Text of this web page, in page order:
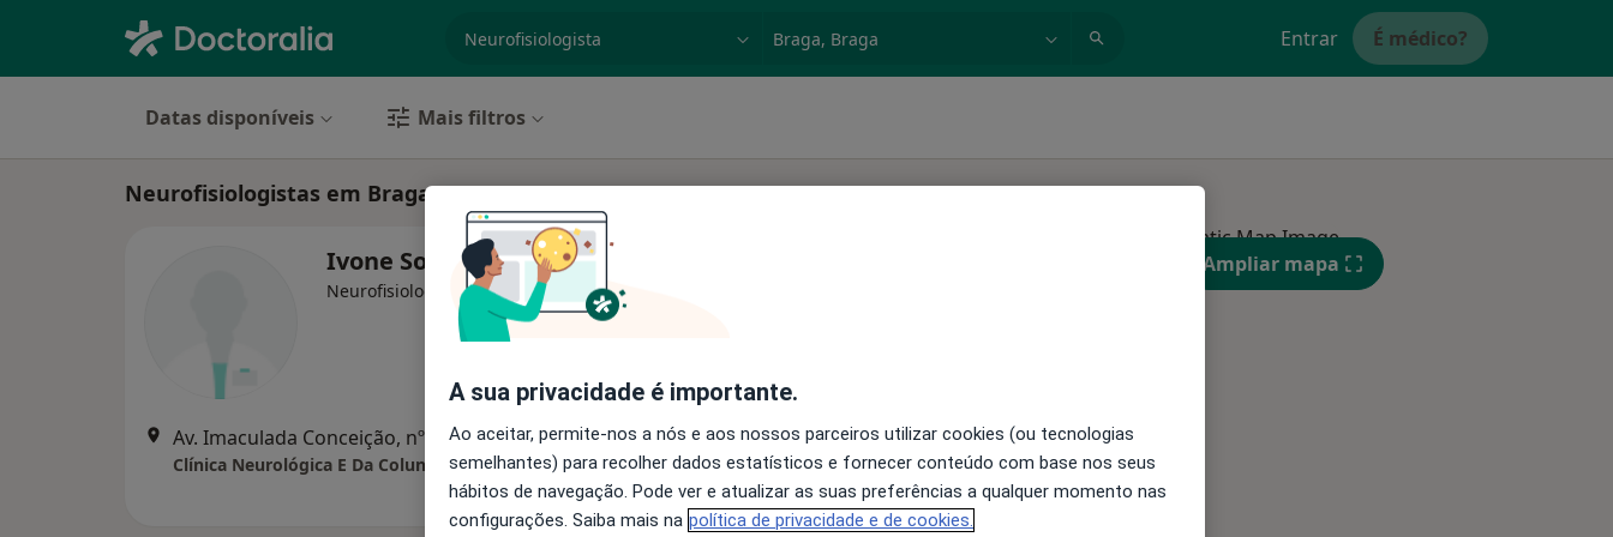
Entrar É médico?
Datas disponíveis Mais filtros
Neurofisiologistas em Braga Como classificamos os resultados
Ivone Soares
Neurofisiologista
Av. Imaculada Conceição, nº 53 , Braga• Mapa
Clínica Neurológica E Da Coluna Vertebral
Qua Qui,
13 Ago
Solicite um atendimento
Ampliar mapa
A sua privacidade é importante.
Ao aceitar, permite-nos a nós e aos nossos parceiros utilizar cookies (ou tecnologias
semelhantes) para recolher dados estatísticos e fornecer conteúdo com base nos seus
hábitos de navegação. Pode ver e atualizar as suas preferências a qualquer momento nas
configurações. Saiba mais na política de privacidade e de cookies.